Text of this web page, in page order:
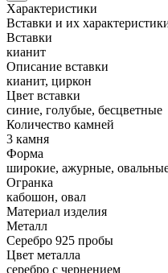
Характеристики
Вставки и их
Вставки
кианит
Описание вставки
кианит, циркон
Цвет вставки
синие, голубые, бесцветные
Количество камней
3 камня
Форма
широкие, ажурные,
Огранка
кабошон, овал
Материал изделия
Металл
Серебро 925 пробы
Цвет металла
серебро с чернением